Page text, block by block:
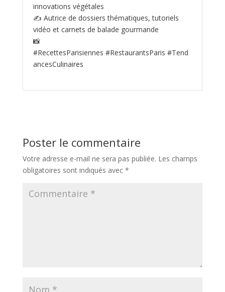
innovations végétales
✍️ Autrice de dossiers thématiques, tutoriels
vidéo et carnets de balade gourmande
📸
#RecettesParisiennes #RestaurantsParis #Tend
ancesCulinaires
Poster le commentaire
Votre adresse e-mail ne sera pas publiée. Les champs
obligatoires sont indiqués avec *